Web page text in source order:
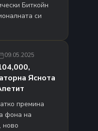
Биткойн
си
09.05.2025
Яснота
премина
фона на
ново